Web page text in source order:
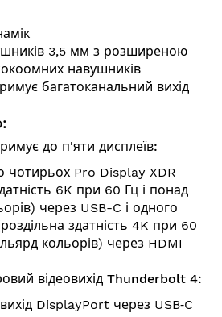
3,5 мм з розширеною
навушників
багатоканальний вихід
до п'яти дисплеїв:
чотирьох Pro Display XDR
6K при 60 Гц і понад
через USB-C і одного
здатність 4K при 60
кольорів) через HDMI
відеовихід Thunderbolt 4:
DisplayPort через USB‑C